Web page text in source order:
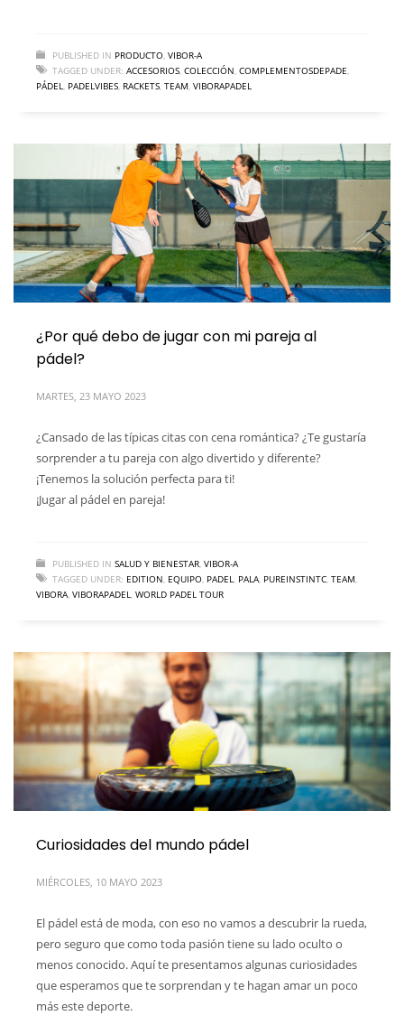
PUBLISHED IN PRODUCTO VIBOR-A
TAGGED UNDER: ACCESORIOS COLECCIÓN COMPLEMENTOSDEPADE
PÁDEL
PADELVIBES RACKETS TEAM VIBORAPADEL
¿Por qué debo de jugar con mi pareja al
pádel?
MARTES, 23 MAYO 2023
¿Cansado de las típicas citas con cena romántica? ¿Te gustaría
sorprender a tu pareja con algo divertido y diferente?
¡Tenemos la solución perfecta para ti!
¡Jugar al pádel en pareja!
PUBLISHED IN SALUD Y BIENESTAR VIBOR-A
TAGGED UNDER: EDITION EQUIPO PADEL PALA PUREINSTINTC TEAM
VIBORA VIBORAPADEL WORLD PADEL TOUR
Curiosidades del mundo pádel
MIÉRCOLES, 10 MAYO 2023
El pádel está de moda, con eso no vamos a descubrir la rueda,
pero seguro que como toda pasión tiene su lado oculto o
menos conocido. Aquí te presentamos algunas curiosidades
que esperamos que te sorprendan y te hagan amar un poco
más este deporte.